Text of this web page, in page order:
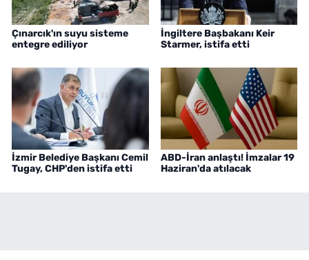
Çınarcık'ın suyu sisteme
entegre ediliyor
İngiltere Başbakanı Keir
Starmer, istifa etti
İzmir Belediye Başkanı Cemil
Tugay, CHP'den istifa etti
ABD-İran anlaştı! İmzalar 19
Haziran'da atılacak